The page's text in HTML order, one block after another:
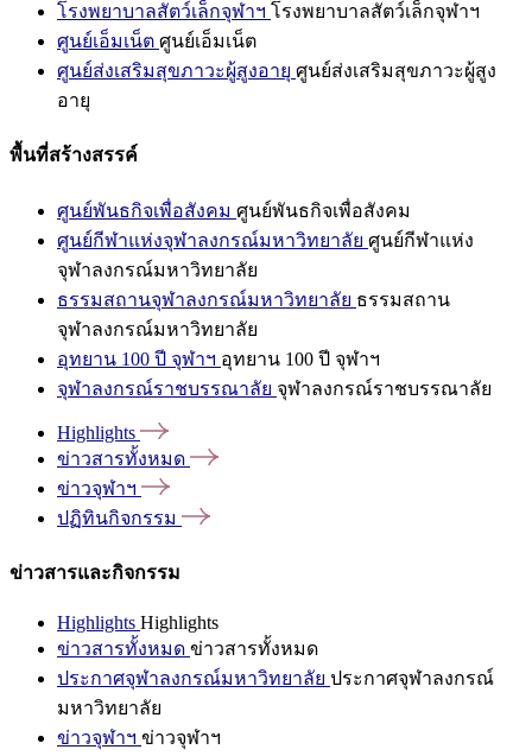
โรงพยาบาลสัตว์เล็กจุฬาฯ โรงพยาบาลสัตว์เล็กจุฬาฯ
ศูนย์เอ็มเน็ต ศูนย์เอ็มเน็ต
ศูนย์ส่งเสริมสุขภาวะผู้สูงอายุ ศูนย์ส่งเสริมสุขภาวะผู้สูง
อายุ
พื้นที่สร้างสรรค์
ศูนย์พันธกิจเพื่อสังคม ศูนย์พันธกิจเพื่อสังคม
ศูนย์กีฬาแห่งจุฬาลงกรณ์มหาวิทยาลัย ศูนย์กีฬาแห่ง
จุฬาลงกรณ์มหาวิทยาลัย
ธรรมสถานจุฬาลงกรณ์มหาวิทยาลัย ธรรมสถาน
จุฬาลงกรณ์มหาวิทยาลัย
อุทยาน 100 ปี จุฬาฯ อุทยาน 100 ปี จุฬาฯ
จุฬาลงกรณ์ราชบรรณาลัย จุฬาลงกรณ์ราชบรรณาลัย
Highlights
ข่าวสารทั้งหมด
ข่าวจุฬาฯ
ปฏิทินกิจกรรม
ข่าวสารและกิจกรรม
Highlights Highlights
ข่าวสารทั้งหมด ข่าวสารทั้งหมด
ประกาศจุฬาลงกรณ์มหาวิทยาลัย ประกาศจุฬาลงกรณ์
มหาวิทยาลัย
ข่าวจุฬาฯ ข่าวจุฬาฯ